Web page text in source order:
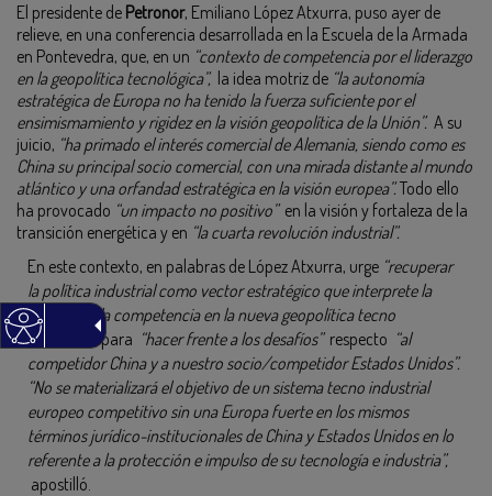
El presidente de Petronor, Emiliano López Atxurra, puso ayer de
relieve, en una conferencia desarrollada en la Escuela de la Armada
en Pontevedra, que, en un “contexto de competencia por el liderazgo
en la geopolítica tecnológica”, la idea motriz de “la autonomía
estratégica de Europa no ha tenido la fuerza suficiente por el
ensimismamiento y rigidez en la visión geopolítica de la Unión”. A su
juicio, “ha primado el interés comercial de Alemania, siendo como es
China su principal socio comercial, con una mirada distante al mundo
atlántico y una orfandad estratégica en la visión europea”.Todo ello
ha provocado “un impacto no positivo”en la visión y fortaleza de la
transición energética y en “la cuarta revolución industrial”.
En este contexto, en palabras de López Atxurra, urge “recuperar
la política industrial como vector estratégico que interprete la
política de la competencia en la nueva geopolítica tecno
industrial”
, para “hacer frente a los desafíos”respecto “al
competidor China y a nuestro socio/competidor Estados Unidos”.
“No se materializará el objetivo de un sistema tecno industrial
europeo competitivo sin una Europa fuerte en los mismos
términos jurídico-institucionales de China y Estados Unidos en lo
referente a la protección e impulso de su tecnología e industria”,
apostilló.